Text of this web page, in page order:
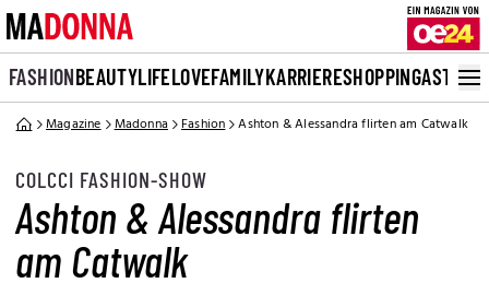
FASHIONBEAUTYLIFELOVEFAMILYKARRIERESHOPPINGASTRO
Magazine Madonna Fashion Ashton & Alessandra flirten am Catwalk
COLCCI FASHION-SHOW
Ashton & Alessandra flirten
am Catwalk